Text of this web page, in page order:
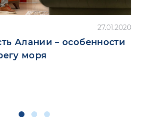
27.01.2020
Алании – особенности
моря